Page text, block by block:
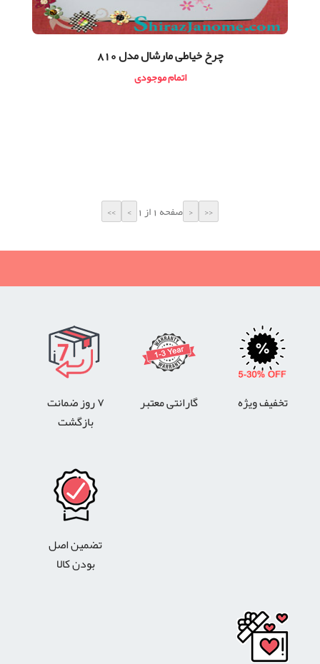
چرخ خیاطی مارشال مدل 810
اتمام موجودی
صفحه 1 از 1
تخفیف ویژه گارانتی معتبر
۷ روز ضمانت
بازگشت
تضمین اصل
بودن کالا